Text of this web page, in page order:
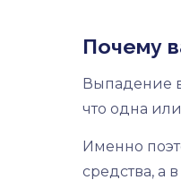
Почему
Выпадение
что одна
Именно
средства, а